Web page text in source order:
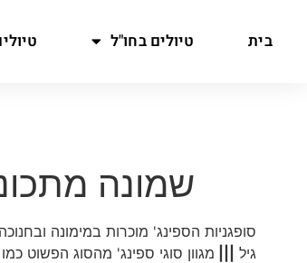
בית טיולים בחו"ל
שמונה
סופגניות הספינג' מוכרות במימונה ובחנוכה
גיל
מגוון סוגי ספינג' מהסוג הפשוט